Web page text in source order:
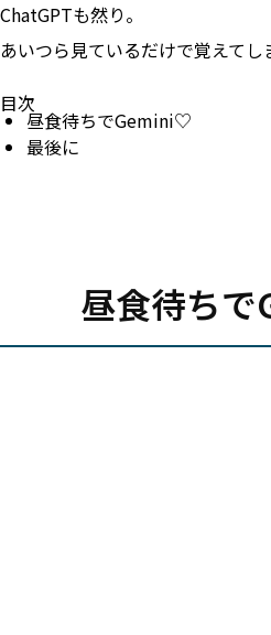
ChatGPTも然り。
あいつら見ているだけで覚えてし
目次
昼食待ちでGemini♡
最後に
昼食待ち